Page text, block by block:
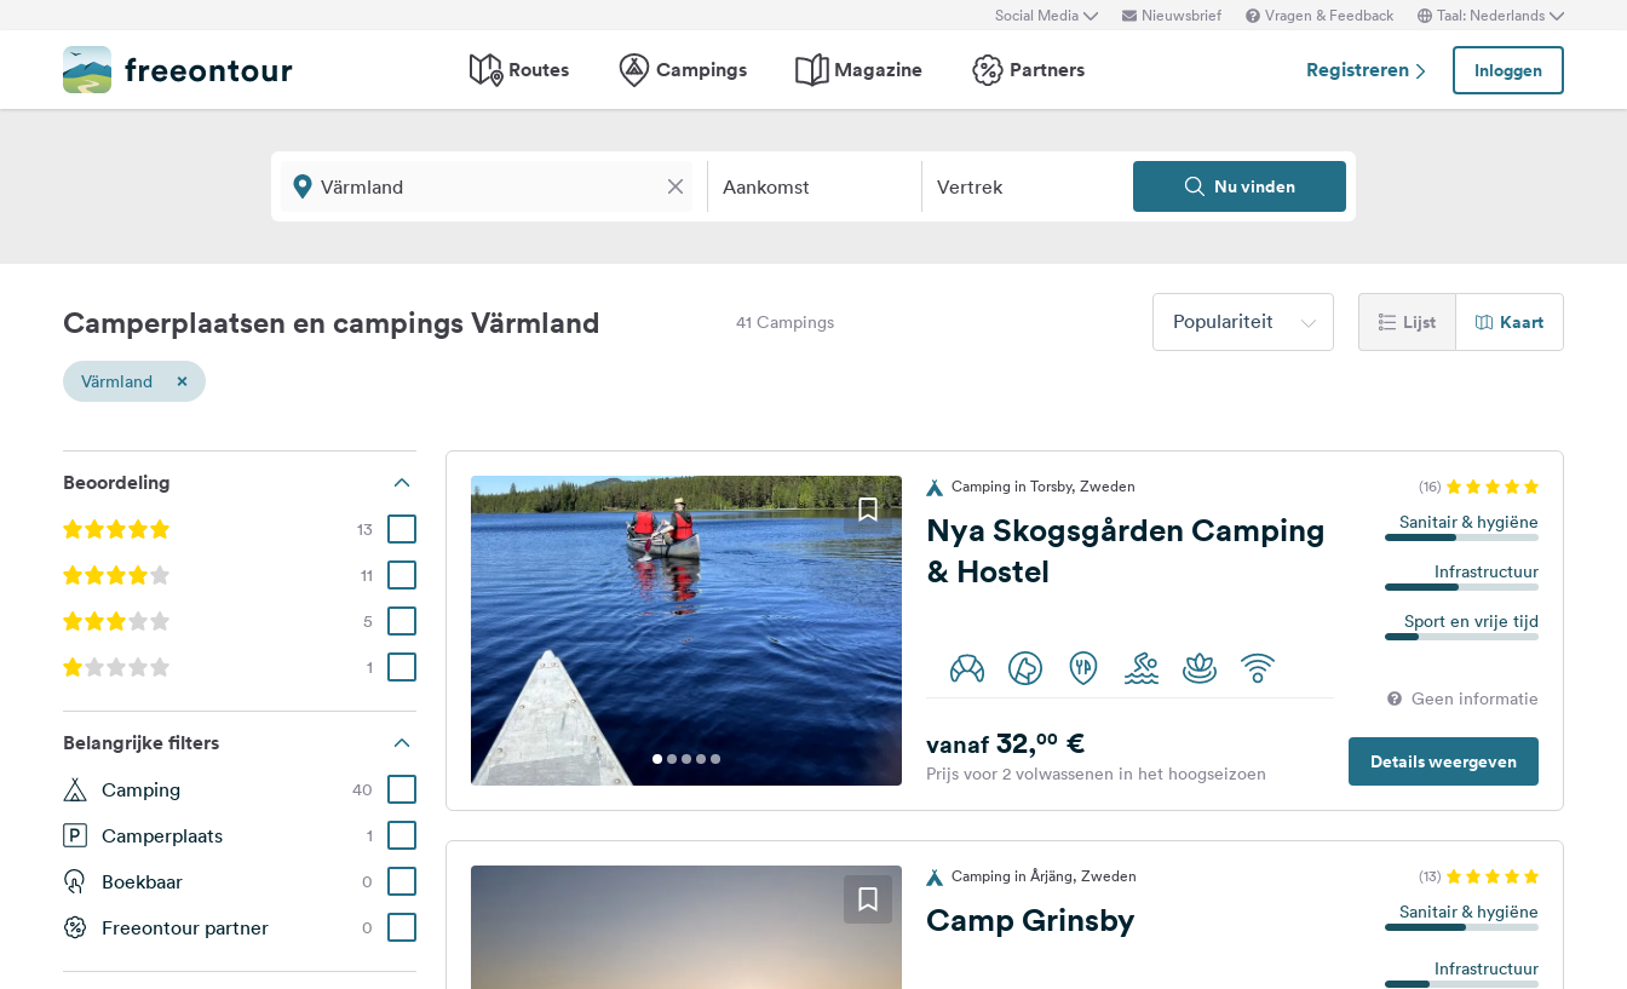
Social Media Nieuwsbrief Vragen & Feedback Taal: Nederlands
Routes Campings Magazine Partners Registreren Inloggen
Aankomst Vertrek Nu vinden
Camperplaatsen en campings Värmland 41 Campings Populariteit Lijst Kaart
Värmland ×
Beoordeling
13
11
5
1
Belangrijke filters
Camping 40
Camperplaats 1
Boekbaar 0
Freeontour partner 0
Camping in Torsby, Zweden (16)
Nya Skogsgården Camping
& Hostel
Sanitair & hygiëne
Infrastructuur
Sport en vrije tijd
Geen informatie
Details weergeven
vanaf32,00€
Prijs voor 2 volwassenen in het hoogseizoen
Camping in Årjäng, Zweden (13)
Camp Grinsby Sanitair & hygiëne
Infrastructuur